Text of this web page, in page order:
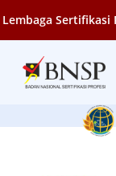
Lembaga Sertifikasi